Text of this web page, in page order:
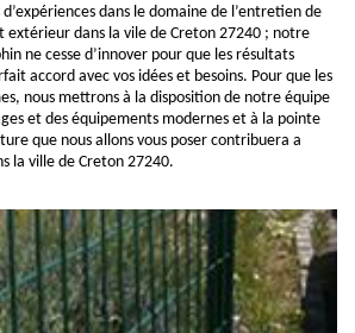
dans le domaine de l’entretien de
extérieur dans la vile de Creton 27240 ; notre
ne cesse d’innover pour que les résultats
accord avec vos idées et besoins. Pour que les
nous mettrons à la disposition de notre équipe
et des équipements modernes et à la pointe
que nous allons vous poser contribuera a
la ville de Creton 27240.